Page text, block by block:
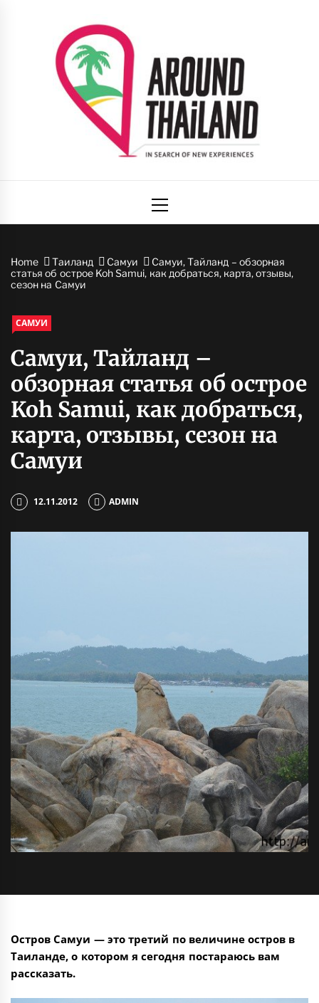
Таиланда
Menu
Home Таиланд Самуи
Самуи, Тайланд – обзорная
статья об острое Koh Samui, как добраться, карта, отзывы,
сезон на Самуи
САМУИ
Самуи, Тайланд –
обзорная статья об острое
Koh Samui, как добраться,
карта, отзывы, сезон на
Самуи
12.11.2012 ADMIN
Остров Самуи — это третий по величине остров в
Таиланде, о котором я сегодня постараюсь вам
рассказать.